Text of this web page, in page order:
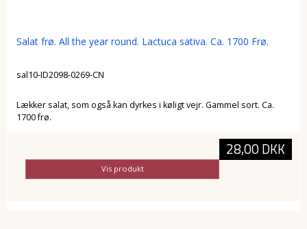
Salat frø. All the year round. Lactuca sativa. Ca. 1700 Frø.
sal10-ID2098-0269-CN
Lækker salat, som også kan dyrkes i køligt vejr. Gammel sort. Ca.
1700 frø.
28,00 DKK
Vis produkt